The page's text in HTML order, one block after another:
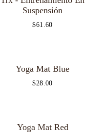
Suspensión
$61.60
Yoga Mat Blue
$28.00
Yoga Mat Red